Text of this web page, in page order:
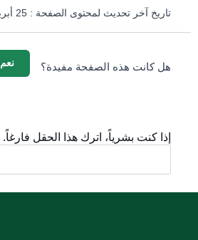
تاريخ آخر تحديث لمحتوى الصفحة : 25 أبريل 2025 بتمام الساعة 12:21 مساءً
هل كانت هذه الصفحة مفيدة؟ نعم
إذا كنت بشرياً، اترك هذا الحقل فارغاً.